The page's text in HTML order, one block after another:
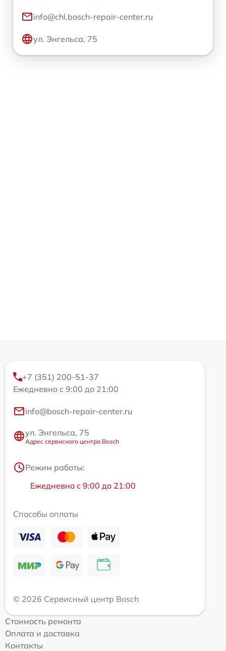
info@chl.bosch-repair-center.ru
ул. Энгельса, 75
+7 (351) 200-51-37
Ежедневно с 9:00 до 21:00
info@bosch-repair-center.ru
ул. Энгельса, 75
Адрес сервисного центра Bosch
Режим работы:
Ежедневно с 9:00 до 21:00
Способы оплаты
© 2026 Сервисный центр Bosch
Стоимость ремонта
Оплата и доставка
Контакты